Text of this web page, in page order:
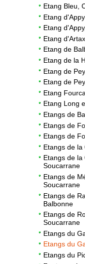
Etang Bleu,
Etang
Etang
Etang d'Artax
Etang de
Etang de la
Etang de
Etang de
Etang
Etang Long
Etangs de
Etangs de
Etangs de
Etangs de la
Etangs de la
Soucarrane
Etangs de
Soucarrane
Etangs de
Balbonne
Etangs de
Soucarrane
Etangs du
Etangs du
Etangs du